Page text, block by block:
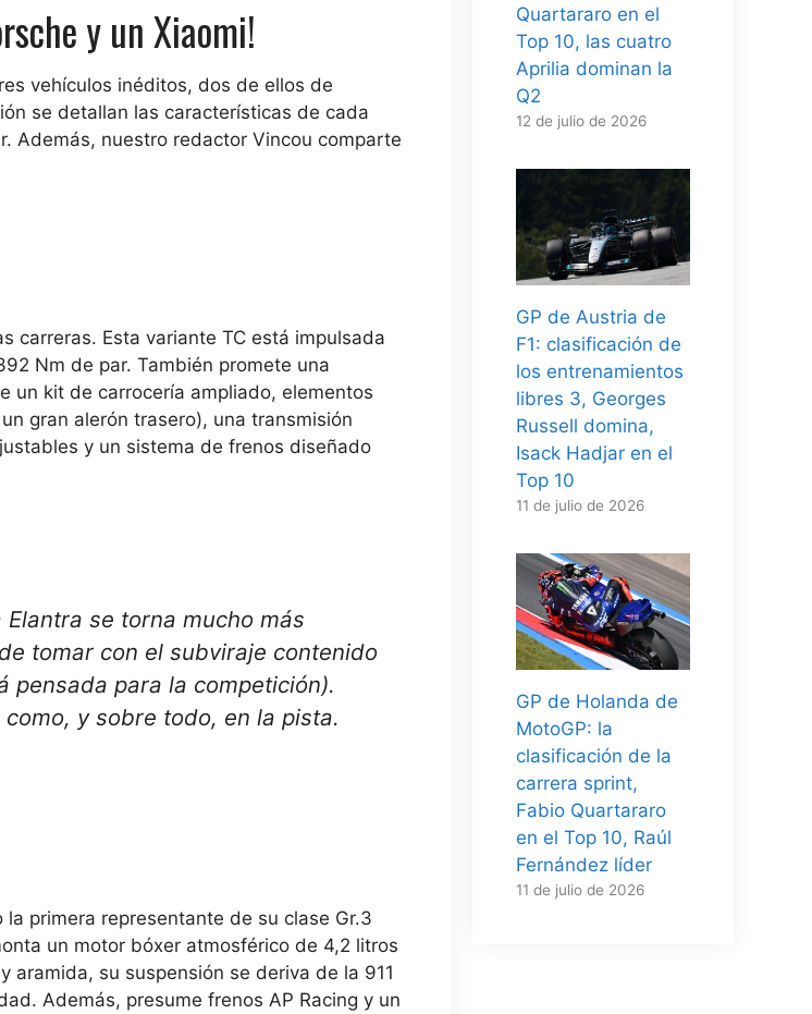
y un Xiaomi!
vehículos inéditos, dos de ellos de
se detallan las características de cada
Además, nuestro redactor Vincou comparte
carreras. Esta variante TC está impulsada
Nm de par. También promete una
un kit de carrocería ampliado, elementos
gran alerón trasero), una transmisión
y un sistema de frenos diseñado
se torna mucho más
tomar con el subviraje contenido
pensada para la competición).
y sobre todo, en la pista.
la primera representante de su clase Gr.3
un motor bóxer atmosférico de 4,2 litros
aramida, su suspensión se deriva de la 911
Además, presume frenos AP Racing y un
Quartararo en el
Top 10, las cuatro
Aprilia dominan la
Q2
12 de julio de 2026
GP de Austria de
F1: clasificación de
los entrenamientos
libres 3, Georges
Russell domina,
Isack Hadjar en el
Top 10
11 de julio de 2026
GP de Holanda de
MotoGP: la
clasificación de la
carrera sprint,
Fabio Quartararo
en el Top 10, Raúl
Fernández líder
11 de julio de 2026